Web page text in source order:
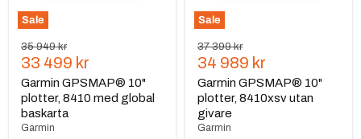
Sale
Ursprungspris
35 949 kr
Nuvarande
pris
33 499 kr
Garmin GPSMAP® 10"
plotter, 8410 med global
baskarta
Garmin
Sale
Ursprungspris
37 399 kr
Nuvarande
pris
34 989 kr
Garmin GPSMAP® 10"
plotter, 8410xsv utan
givare
Garmin